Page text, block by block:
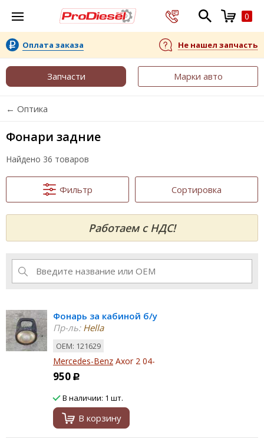
0
Оплата заказа Не нашел запчасть
Запчасти Марки авто
← Оптика
Фонари задние
Найдено 36 товаров
Фильтр Сортировка
Работаем с НДС!
Фонарь за кабиной б/у
Пр-ль:Hella
ОЕМ: 121629
Mercedes-Benz Axor 2 04-
950 Р
В наличии: 1 шт.
В корзину